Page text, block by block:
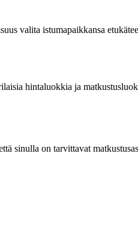
valita istumapaikkansa
hintaluokkia ja
sinulla on tarvittavat